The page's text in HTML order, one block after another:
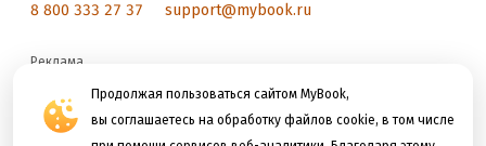
Продолжая пользоваться сайтом MyBook,
вы соглашаетесь на обработку файлов cookie, в том числе
8 800 333 27 37 support@mybook.ru
Реклама
reklama@litres.ru